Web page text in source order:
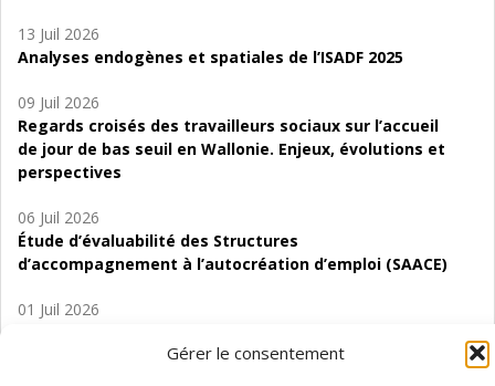
Gérer le consentement
13 Juil 2026
Analyses endogènes et spatiales de l’ISADF 2025
09 Juil 2026
Regards croisés des travailleurs sociaux sur l’accueil
de jour de bas seuil en Wallonie. Enjeux, évolutions et
perspectives
06 Juil 2026
Étude d’évaluabilité des Structures
d’accompagnement à l’autocréation d’emploi (SAACE)
01 Juil 2026
d’offre de soins pour comprendre la situation en